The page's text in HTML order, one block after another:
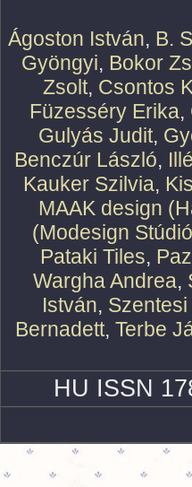
Ágoston István, B.
Gyöngyi, Bokor
Zsolt, Csontos
Füzesséry Erika,
Gulyás Judit,
Benczúr László,
Kauker Szilvia,
MAAK design
(Modesign
Pataki Tiles,
Wargha Andrea,
István,
Bernadett, Terbe
HU ISSN